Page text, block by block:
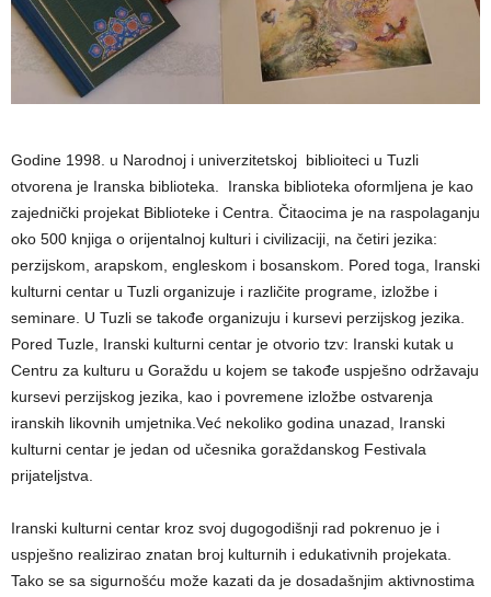
Godine 1998. u Narodnoj i univerzitetskoj biblioiteci u Tuzli
otvorena je Iranska biblioteka. Iranska biblioteka oformljena je kao
zajednički projekat Biblioteke i Centra. Čitaocima je na raspolaganju
oko 500 knjiga o orijentalnoj kulturi i civilizaciji, na četiri jezika:
perzijskom, arapskom, engleskom i bosanskom. Pored toga, Iranski
kulturni centar u Tuzli organizuje i različite programe, izložbe i
seminare. U Tuzli se takođe organizuju i kursevi perzijskog jezika.
Pored Tuzle, Iranski kulturni centar je otvorio tzv: Iranski kutak u
Centru za kulturu u Goraždu u kojem se takođe uspješno održavaju
kursevi perzijskog jezika, kao i povremene izložbe ostvarenja
iranskih likovnih umjetnika.Već nekoliko godina unazad, Iranski
kulturni centar je jedan od učesnika goraždanskog Festivala
prijateljstva.
Iranski kulturni centar kroz svoj dugogodišnji rad pokrenuo je i
uspješno realizirao znatan broj kulturnih i edukativnih projekata.
Tako se sa sigurnošću može kazati da je dosadašnjim aktivnostima